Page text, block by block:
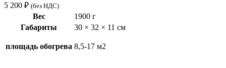
5 200 ₽ (без НДС)
Вес
1900 г
Габариты
30 × 32 × 11 см
площадь обогрева 8,5-17 м2